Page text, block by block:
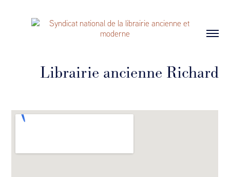
Librairie ancienne Richard